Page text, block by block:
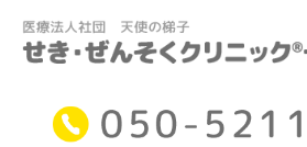
診療の基本方針